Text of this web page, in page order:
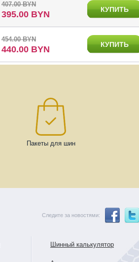
407.00 BYN
395.00 BYN КУПИТЬ
454.00 BYN
440.00 BYN КУПИТЬ
Пакеты для шин
Следите за новостями:
Шинный калькулятор